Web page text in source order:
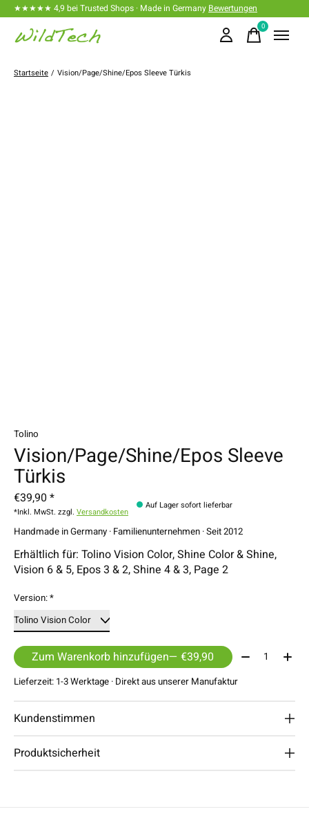
★★★★★ 4,9 bei Trusted Shops · Made in Germany Bewertungen
0items
Startseite / Vision/Page/Shine/Epos Sleeve Türkis
Tolino
Vision/Page/Shine/Epos Sleeve
Türkis
€39,90 *
*Inkl. MwSt. zzgl. Versandkosten
Auf Lager sofort lieferbar
Handmade in Germany · Familienunternehmen · Seit 2012
Erhältlich für: Tolino Vision Color, Shine Color & Shine,
Vision 6 & 5, Epos 3 & 2, Shine 4 & 3, Page 2
Version:*
Zum Warenkorb hinzufügen — €39,90 Menge:
Lieferzeit: 1-3 Werktage · Direkt aus unserer Manufaktur
Kundenstimmen
Produktsicherheit